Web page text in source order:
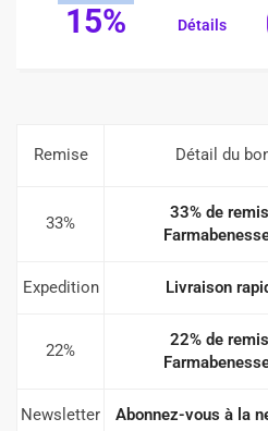
15% Détails
Remise Détail du
33%
33% de
Expedition Livraison
22%
22% de
Newsletter Abonnez-vous à la